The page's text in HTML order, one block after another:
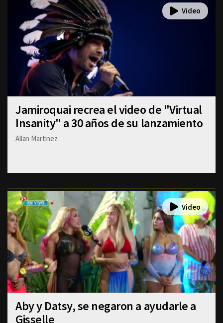
Jamiroquai recrea el video de "Virtual
Insanity" a 30 años de su lanzamiento
Allan Martinez
Aby y Datsy, se negaron a ayudarle a
Gisselle